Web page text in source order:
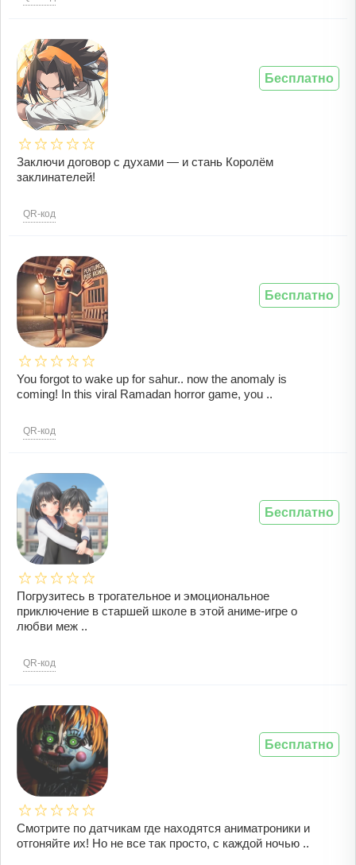
Заключи договор с духами — и стань Королём
заклинателей!
QR-код
Бесплатно
You forgot to wake up for sahur.. now the anomaly is
coming! In this viral Ramadan horror game, you ..
QR-код
Бесплатно
Погрузитесь в трогательное и эмоциональное
приключение в старшей школе в этой аниме-игре о
любви меж ..
QR-код
Бесплатно
Смотрите по датчикам где находятся аниматроники и
отгоняйте их! Но не все так просто, с каждой ночью ..
Бесплатно